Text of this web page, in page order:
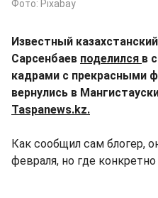
Фото: Рixabay
Известный
Сарсенбаев поделился в
кадрами с прекрасными
вернулись в
Taspanews.kz.
Как сообщил сам блогер,
февраля, но где конкретно